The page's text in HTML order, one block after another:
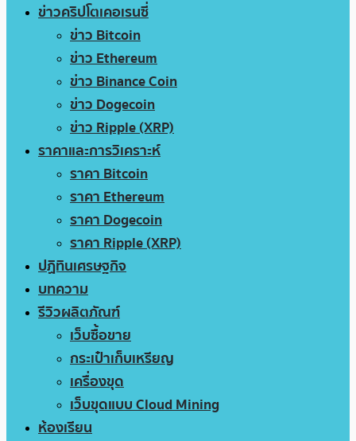
ข่าวคริปโตเคอเรนซี่
ข่าว Bitcoin
ข่าว Ethereum
ข่าว Binance Coin
ข่าว Dogecoin
ข่าว Ripple (XRP)
ราคาและการวิเคราะห์
ราคา Bitcoin
ราคา Ethereum
ราคา Dogecoin
ราคา Ripple (XRP)
ปฏิทินเศรษฐกิจ
บทความ
รีวิวผลิตภัณฑ์
เว็บซื้อขาย
กระเป๋าเก็บเหรียญ
เครื่องขุด
เว็บขุดแบบ Cloud Mining
ห้องเรียน